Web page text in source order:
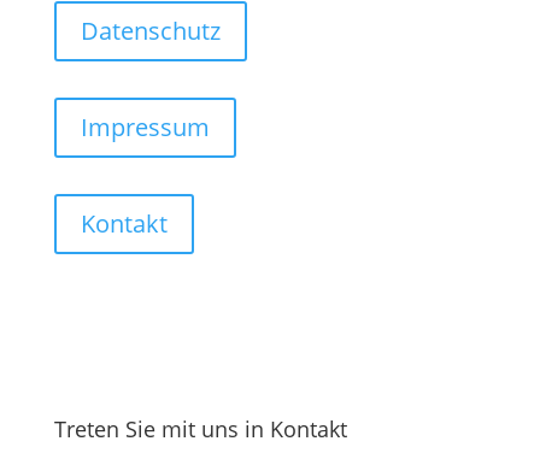
Datenschutz
Impressum
Kontakt
Treten Sie mit uns in Kontakt